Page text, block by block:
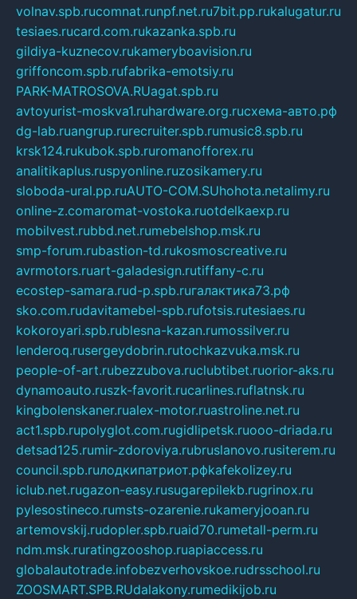
volnav.spb.rucomnat.runpf.net.ru7bit.pp.rukalugatur.ru
tesiaes.rucard.com.rukazanka.spb.ru
gildiya-kuznecov.rukameryboavision.ru
griffoncom.spb.rufabrika-emotsiy.ru
PARK-MATROSOVA.RUagat.spb.ru
avtoyurist-moskva1.ruhardware.org.ruсхема-авто.рф
dg-lab.ruangrup.rurecruiter.spb.rumusic8.spb.ru
krsk124.rukubok.spb.ruromanofforex.ru
analitikaplus.ruspyonline.ruzosikamery.ru
sloboda-ural.pp.ruAUTO-COM.SUhohota.netalimy.ru
online-z.comaromat-vostoka.ruotdelkaexp.ru
mobilvest.rubbd.net.rumebelshop.msk.ru
smp-forum.rubastion-td.rukosmoscreative.ru
avrmotors.ruart-galadesign.rutiffany-c.ru
ecostep-samara.rud-p.spb.ruгалактика73.рф
sko.com.rudavitamebel-spb.rufotsis.rutesiaes.ru
kokoroyari.spb.rublesna-kazan.rumossilver.ru
lenderoq.rusergeydobrin.rutochkazvuka.msk.ru
people-of-art.rubezzubova.ruclubtibet.ruorior-aks.ru
dynamoauto.ruszk-favorit.rucarlines.ruflatnsk.ru
kingbolenskaner.rualex-motor.ruastroline.net.ru
act1.spb.rupolyglot.com.rugidlipetsk.ruooo-driada.ru
detsad125.rumir-zdoroviya.rubruslanovo.rusiterem.ru
council.spb.ruлодкипатриот.рфkafekolizey.ru
iclub.net.rugazon-easy.rusugarepilekb.rugrinox.ru
pylesostineco.rumsts-ozarenie.rukameryjooan.ru
artemovskij.rudopler.spb.ruaid70.rumetall-perm.ru
ndm.msk.ruratingzooshop.ruapiaccess.ru
globalautotrade.infobezverhovskoe.rudrsschool.ru
ZOOSMART.SPB.RUdalakony.rumedikijob.ru